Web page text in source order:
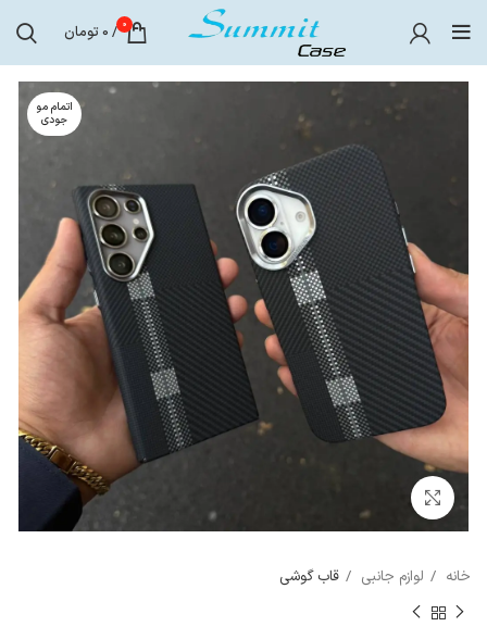
0
/
0 تومان
اتمام مو
جودی
خانه لوازم جانبی قاب گوشی